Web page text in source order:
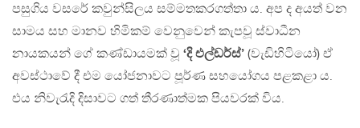
පසුගිය වසරේ කවුන්සිලය සම්මතකරගත්තා ය. අප ද අයත් වන
සාමය සහ මානව හිමිකම් වෙනුවෙන් කැපවූ ස්වාධීන
නායකයන් ගේ කණ්ඩායමක් වූ ‘දි එල්ඩර්ස්’ (වැඩිහිටියෝ) ඒ
අවස්ථාවේ දී එම යෝජනාවට පූර්ණ සහයෝගය පළකළා ය.
එය නිවැරැදි දිසාවට ගත් තීරණාත්මක පියවරක් විය.